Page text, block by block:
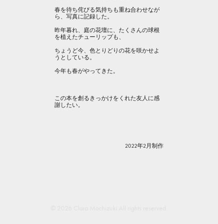
春を待ち侘びる気持ちも重ね合わせなが
ら、写真に記録した。
昨年暮れ、庭の花壇に、たくさんの球根
を植えたチューリップも、
ちょうど今、色とりどりの花を咲かせよ
うとしている。
今年も春がやってきた。
この本を創るきっかけをくれた友人に感
謝したい。
2022年2月制作